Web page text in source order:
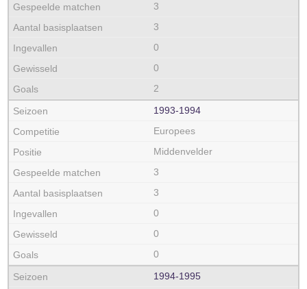
3
3
0
0
2
1993‑1994
Europees
Middenvelder
3
3
0
0
0
1994‑1995